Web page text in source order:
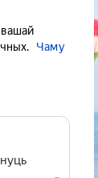
Чаму